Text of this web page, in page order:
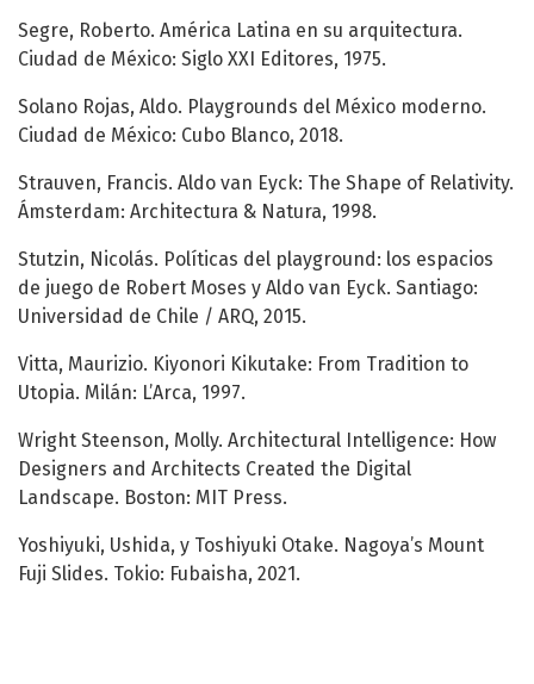
Segre, Roberto. América Latina en su arquitectura.
Ciudad de México: Siglo XXI Editores, 1975.
Solano Rojas, Aldo. Playgrounds del México moderno.
Ciudad de México: Cubo Blanco, 2018.
Strauven, Francis. Aldo van Eyck: The Shape of Relativity.
Ámsterdam: Architectura & Natura, 1998.
Stutzin, Nicolás. Políticas del playground: los espacios
de juego de Robert Moses y Aldo van Eyck. Santiago:
Universidad de Chile / ARQ, 2015.
Vitta, Maurizio. Kiyonori Kikutake: From Tradition to
Utopia. Milán: L’Arca, 1997.
Wright Steenson, Molly. Architectural Intelligence: How
Designers and Architects Created the Digital
Landscape. Boston: MIT Press.
Yoshiyuki, Ushida, y Toshiyuki Otake. Nagoya’s Mount
Fuji Slides. Tokio: Fubaisha, 2021.